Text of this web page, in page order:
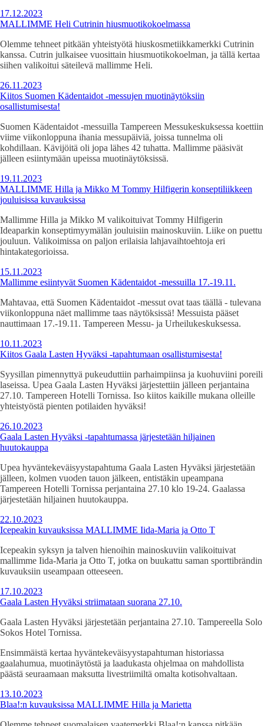
17.12.2023
MALLIMME Heli Cutrinin hiusmuotikokoelmassa
Olemme tehneet pitkään yhteistyötä hiuskosmetiikkamerkki Cutrinin
kanssa. Cutrin julkaisee vuosittain hiusmuotikokoelman, ja tällä kertaa
siihen valikoitui säteilevä mallimme Heli.
26.11.2023
Kiitos Suomen Kädentaidot -messujen muotinäytöksiin
osallistumisesta!
Suomen Kädentaidot -messuilla Tampereen Messukeskuksessa koettiin
viime viikonloppuna ihania messupäiviä, joissa tunnelma oli
kohdillaan. Kävijöitä oli jopa lähes 42 tuhatta. Mallimme pääsivät
jälleen esiintymään upeissa muotinäytöksissä.
19.11.2023
MALLIMME Hilla ja Mikko M Tommy Hilfigerin konseptiliikkeen
jouluisissa kuvauksissa
Mallimme Hilla ja Mikko M valikoituivat Tommy Hilfigerin
Ideaparkin konseptimyymälän jouluisiin mainoskuviin. Liike on puettu
jouluun. Valikoimissa on paljon erilaisia lahjavaihtoehtoja eri
hintakategorioissa.
15.11.2023
Mallimme esiintyvät Suomen Kädentaidot -messuilla 17.-19.11.
Mahtavaa, että Suomen Kädentaidot -messut ovat taas täällä - tulevana
viikonloppuna näet mallimme taas näytöksissä! Messuista pääset
nauttimaan 17.-19.11. Tampereen Messu- ja Urheilukeskuksessa.
10.11.2023
Kiitos Gaala Lasten Hyväksi -tapahtumaan osallistumisesta!
Syysillan pimennyttyä pukeuduttiin parhaimpiinsa ja kuohuviini poreili
laseissa. Upea Gaala Lasten Hyväksi järjestettiin jälleen perjantaina
27.10. Tampereen Hotelli Tornissa. Iso kiitos kaikille mukana olleille
yhteistyöstä pienten potilaiden hyväksi!
26.10.2023
Gaala Lasten Hyväksi -tapahtumassa järjestetään hiljainen
huutokauppa
Upea hyväntekeväisyystapahtuma Gaala Lasten Hyväksi järjestetään
jälleen, kolmen vuoden tauon jälkeen, entistäkin upeampana
Tampereen Hotelli Tornissa perjantaina 27.10 klo 19-24. Gaalassa
järjestetään hiljainen huutokauppa.
22.10.2023
Icepeakin kuvauksissa MALLIMME Iida-Maria ja Otto T
Icepeakin syksyn ja talven hienoihin mainoskuviin valikoituivat
mallimme Iida-Maria ja Otto T, jotka on buukattu saman sporttibrändin
kuvauksiin useampaan otteeseen.
17.10.2023
Gaala Lasten Hyväksi striimataan suorana 27.10.
Gaala Lasten Hyväksi järjestetään perjantaina 27.10. Tampereella Solo
Sokos Hotel Tornissa.
Ensimmäistä kertaa hyväntekeväisyystapahtuman historiassa
gaalahumua, muotinäytöstä ja laadukasta ohjelmaa on mahdollista
päästä seuraamaan maksutta livestriimiltä omalta kotisohvaltaan.
13.10.2023
Blaa!:n kuvauksissa MALLIMME Hilla ja Marietta